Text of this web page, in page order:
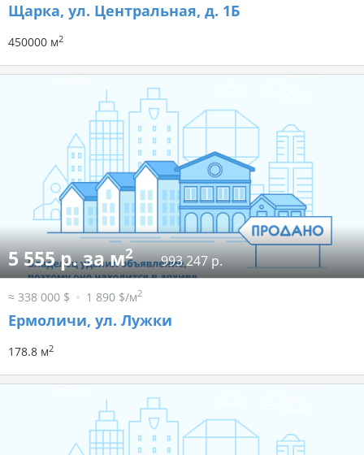
Щарка, ул. Центральная, д. 1Б
450000 м2
5 555 р. за м2 993 247 р.
≈ 338 000 $ 1 890 $/м2
Ермоличи, ул. Лужки
178.8 м2